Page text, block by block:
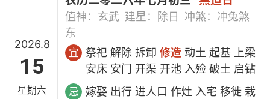
2026.8
15
星期六
值神：玄武 建星：除日
冲煞：冲兔煞
东
宜 祭祀 解除 拆卸修造 动土 起基 上梁
安床 安门 开渠 开池 入殓 破土 启钻
忌
嫁娶 出行 进人口 作灶 入宅 移徙 栽